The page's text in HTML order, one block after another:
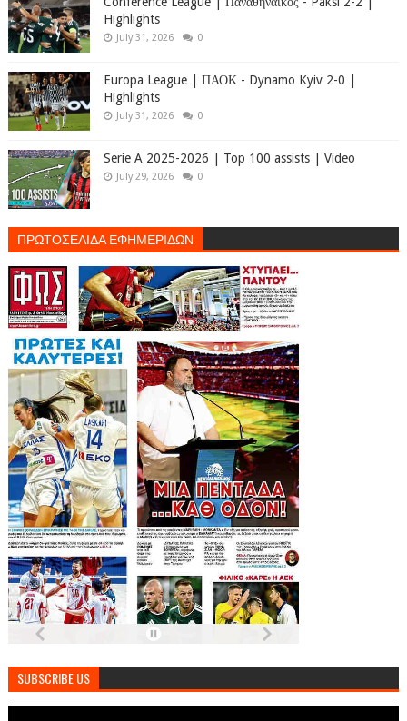
Highlights
July 31, 2026 0
Europa League | ΠΑΟΚ - Dynamo Kyiv 2-0 |
Highlights
July 31, 2026 0
Serie A 2025-2026 | Top 100 assists | Video
July 29, 2026 0
ΠΡΩΤΟΣΕΛΙΔΑ ΕΦΗΜΕΡΙΔΩΝ
SUBSCRIBE US